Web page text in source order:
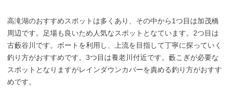
高滝湖のおすすめスポットは多くあり、その中から1つ目は加茂橋
周辺です。足場も良いため人気なスポットとなています。2つ目は
古藪谷川です。ボートを利用し、上流を目指して丁寧に探っていく
釣り方がおすすめです。3つ目は養老川付近です。藪こぎが必要な
スポットとなりますがレインダウンカバーを責める釣り方がおすす
めです。